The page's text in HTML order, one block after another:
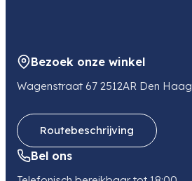
Bezoek onze winkel
Wagenstraat 67 2512AR Den Haag
Routebeschrijving
Bel ons